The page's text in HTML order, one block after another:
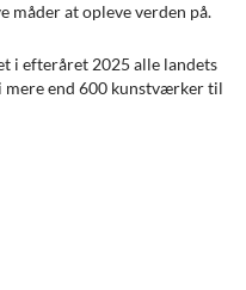
måder at opleve verden på.
i efteråret 2025 alle landets
mere end 600 kunstværker til